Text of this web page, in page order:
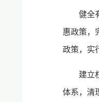
健全
惠政策，
政策，实
建立
体系，清